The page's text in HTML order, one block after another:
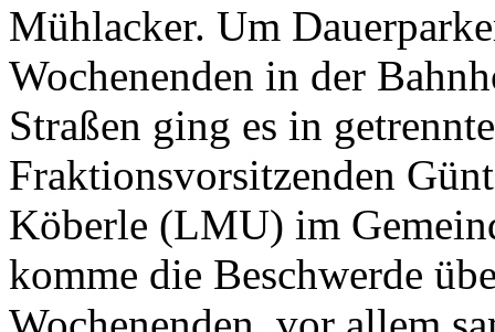
Mühlacker. Um
Wochenenden in der
Straßen ging es in
Fraktionsvorsitzenden
Köberle (LMU) im
komme die Beschwerde